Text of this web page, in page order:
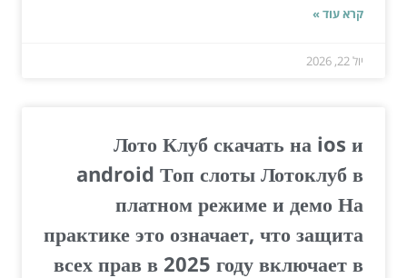
קרא עוד »
יול 22, 2026
Лото Клуб скачать на ios и
android Топ слоты Лотоклуб в
платном режиме и демо На
практике это означает, что защита
всех прав в 2025 году включает в